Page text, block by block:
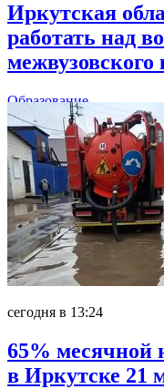
Иркутская
работать над
Образование
сегодня в 13:24
65% месячной
в Иркутске 21